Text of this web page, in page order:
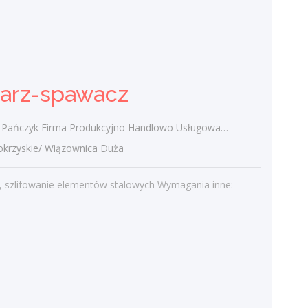
Edukacyjne Sp. z o.o.
Miejsce pracy: region do ustalenia Forma
zatrudnienia: umowa o pracę Tryb pracy:
stanowiska: Pozyskiwanie nowych...
spawacz
Firma Produkcyjno Handlowo Usługowa "KONRAD" Wiązownica Duża
Wiązownica Duża
szlifowanie elementów stalowych Wymagania inne: